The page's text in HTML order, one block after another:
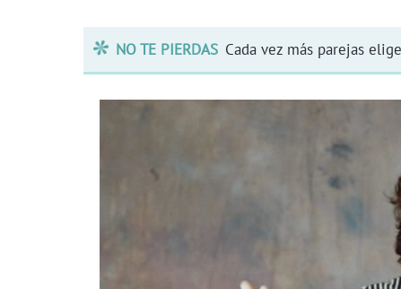
NO TE PIERDAS Cada vez más parejas